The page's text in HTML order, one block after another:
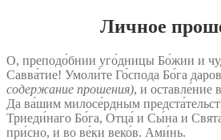
Личное
О, преподо́бнии уго́дницы Бо́жии и
Савва́тие! Умоли́те Го́спода Бо́га
содержание прошения), и оставле́ние
Да ва́шим милосе́рдным
Триеди́наго Бо́га, Отца́ и Сы́на и
при́сно, и во ве́ки веко́в. Ами́нь.